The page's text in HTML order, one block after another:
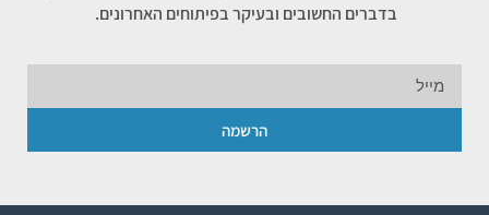
בדברים החשובים ובעיקר בפיתוחים האחרונים.
הרשמה